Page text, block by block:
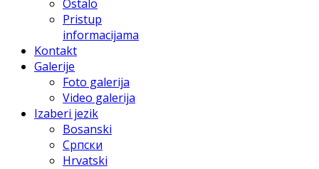
Ostalo
Pristup
informacijama
Kontakt
Galerije
Foto galerija
Video galerija
Izaberi jezik
Bosanski
Српски
Hrvatski